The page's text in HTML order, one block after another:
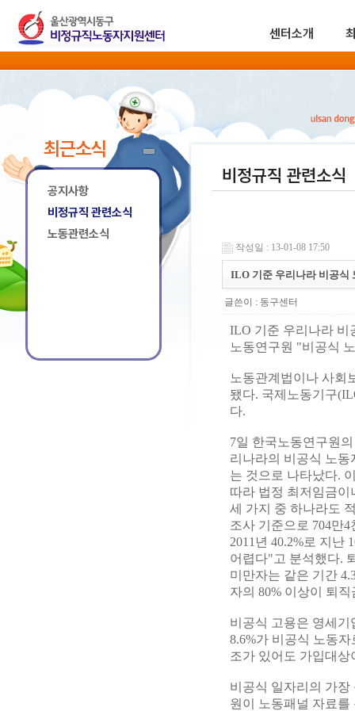
센터소개
최근소식
공지사항
비정규직 관련소식
노동관련소식
비정규직 관련소식
작성일 : 13-01-08 17:50
ILO 기준 우리나라 비공식
글쓴이 : 동구센터
ILO 기준 우리나라 비
노동연구원 "비공식
노동관계법이나 사회
됐다. 국제노동기구
다.
7일 한국노동연구원
리나라의 비공식 노동
는 것으로 나타났다.
따라 법정 최저임금
세 가지 중 하나라도
조사 기준으로 704만
2011년 40.2%로 지난
어렵다"고 분석했다.
미만자는 같은 기간
자의 80% 이상이 퇴
비공식 고용은 영세기
8.6%가 비공식 노동
조가 있어도 가입대상
비공식 일자리의 가
원이 노동패널 자료